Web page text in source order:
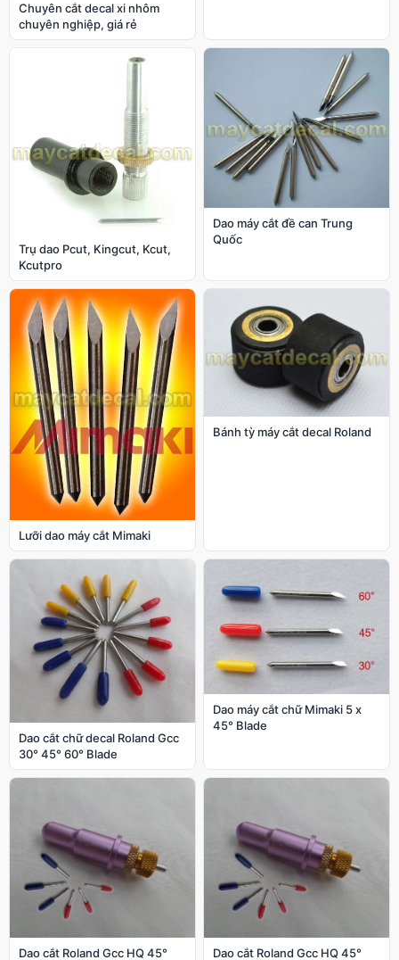
Chuyên cắt decal xi nhôm
chuyên nghiệp, giá rẻ
Trụ dao Pcut, Kingcut, Kcut,
Kcutpro
Dao máy cắt đề can Trung
Quốc
Lưỡi dao máy cắt Mimaki
Bánh tỳ máy cắt decal Roland
Dao cắt chữ decal Roland Gcc
30° 45° 60° Blade
Dao máy cắt chữ Mimaki 5 x
45° Blade
Dao cắt Roland Gcc HQ 45° Dao cắt Roland Gcc HQ 45°